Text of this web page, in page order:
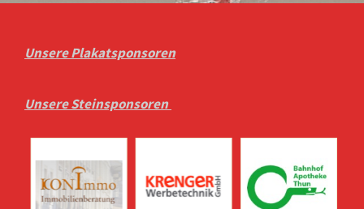
Unsere Plakatsponsoren
Unsere Steinsponsoren